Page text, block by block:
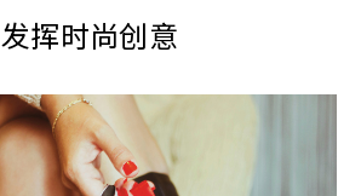
发挥时尚创意